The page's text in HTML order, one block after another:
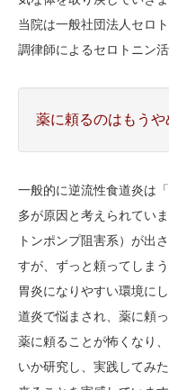
当院は一般社団法人セロ
調律師によるセロトニン
薬に頼るのはもうや
一般的に逆流性食道炎は
多が原因と考えられてい
トンポンプ阻害系）が出
すが、ずっと頼ってしま
胃炎になりやすい環境に
道炎で悩まされ、薬に頼
薬に頼ることが怖くなり
いか研究し、実践してみ